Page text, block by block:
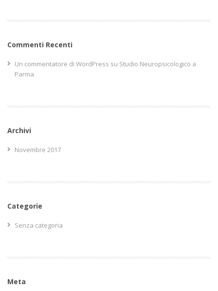
Commenti Recenti
Un commentatore di WordPress su Studio Neuropsicologico a
Parma
Archivi
Novembre 2017
Categorie
Senza categoria
Meta